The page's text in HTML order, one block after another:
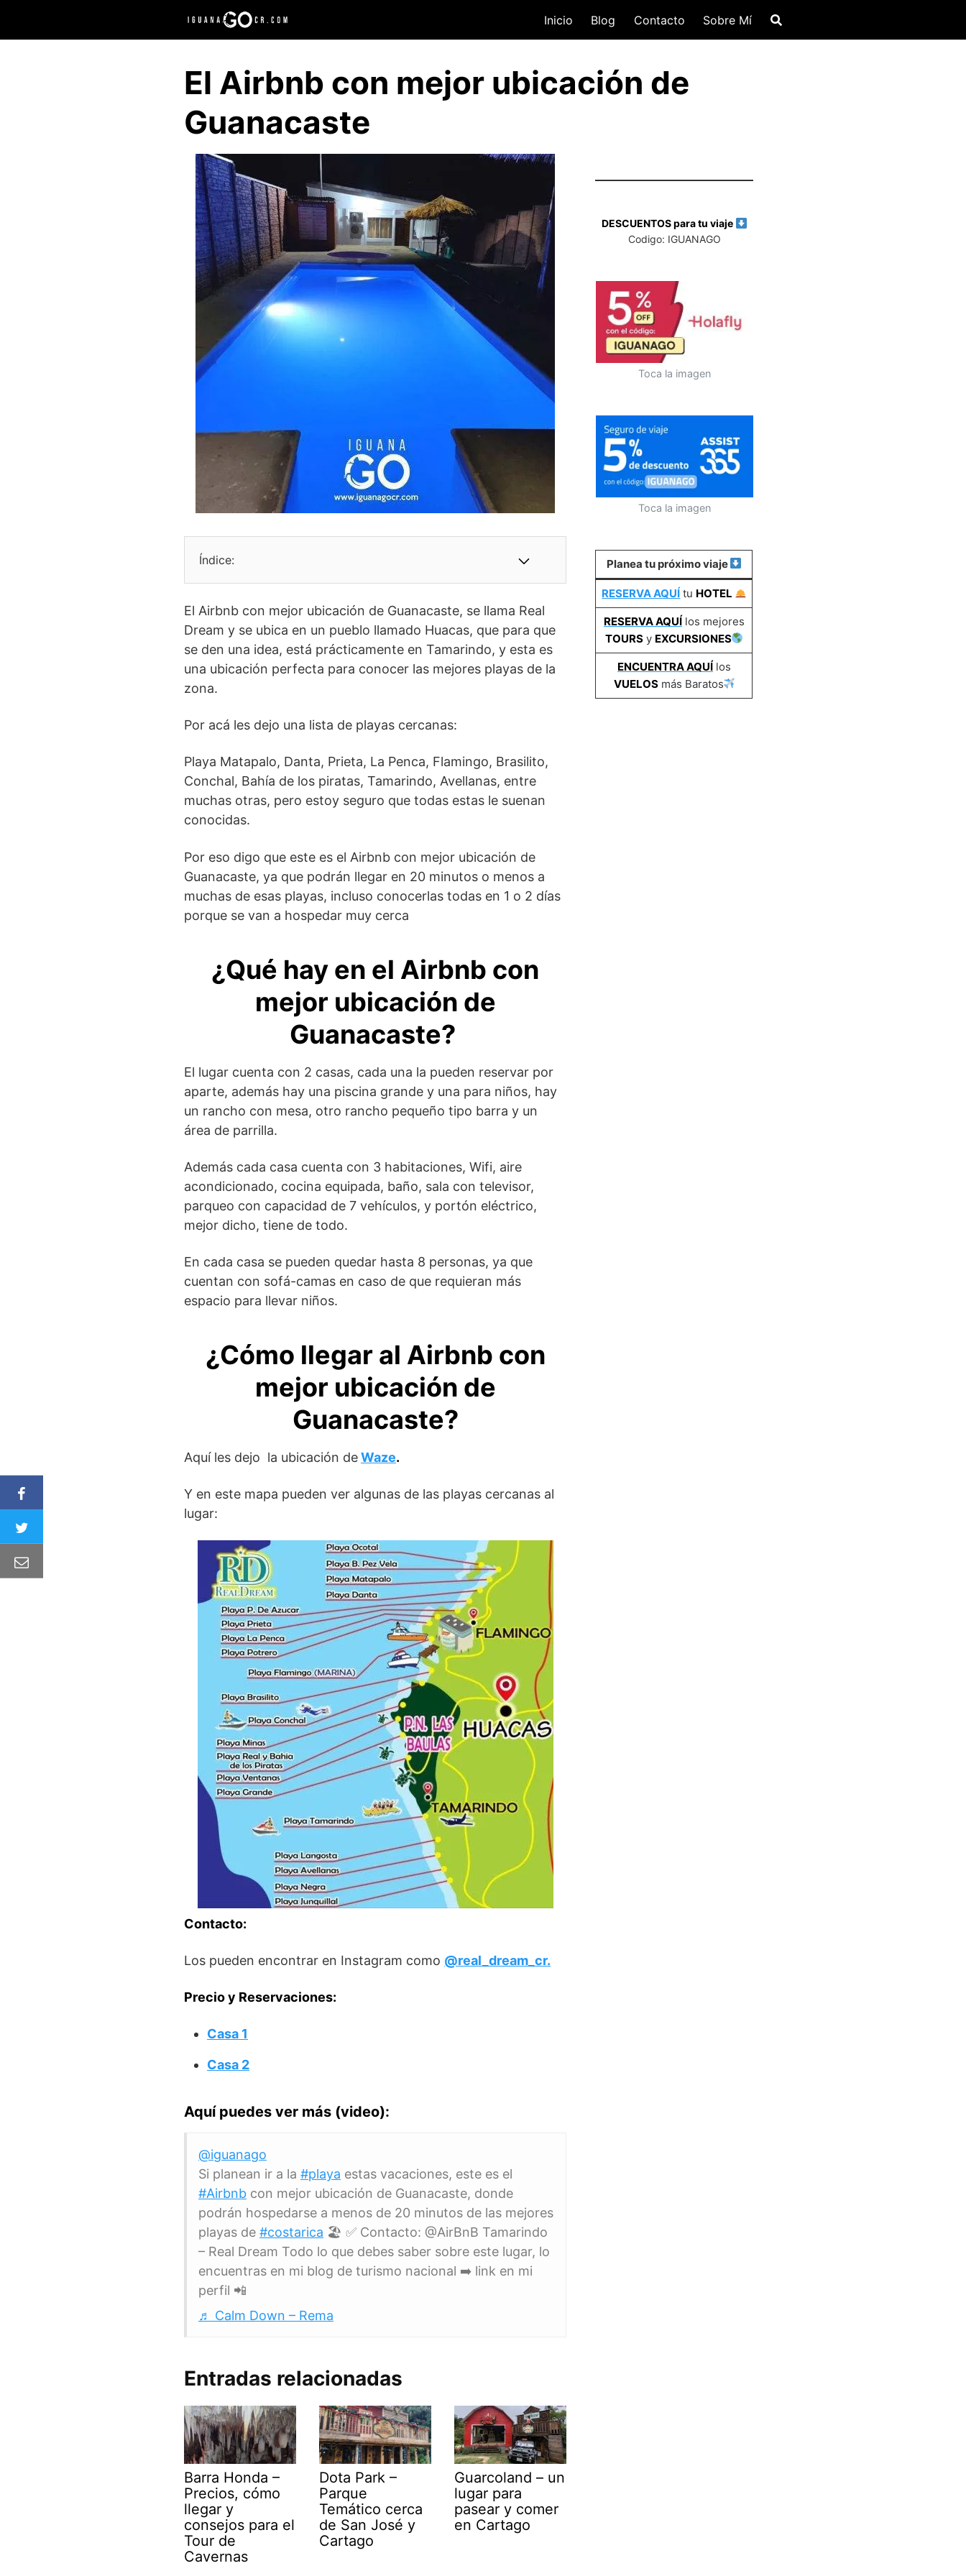
contenido
Inicio Blog Contacto Sobre Mí
El Airbnb con mejor ubicación de
Guanacaste
Índice:
El Airbnb con mejor ubicación de Guanacaste, se llama Real
Dream y se ubica en un pueblo llamado Huacas, que para que
se den una idea, está prácticamente en Tamarindo, y esta es
una ubicación perfecta para conocer las mejores playas de la
zona.
Por acá les dejo una lista de playas cercanas:
Playa Matapalo, Danta, Prieta, La Penca, Flamingo, Brasilito,
Conchal, Bahía de los piratas, Tamarindo, Avellanas, entre
muchas otras, pero estoy seguro que todas estas le suenan
conocidas.
Por eso digo que este es el Airbnb con mejor ubicación de
Guanacaste, ya que podrán llegar en 20 minutos o menos a
muchas de esas playas, incluso conocerlas todas en 1 o 2 días
porque se van a hospedar muy cerca
¿Qué hay en el Airbnb con
mejor ubicación de
Guanacaste?
El lugar cuenta con 2 casas, cada una la pueden reservar por
aparte, además hay una piscina grande y una para niños, hay
un rancho con mesa, otro rancho pequeño tipo barra y un
área de parrilla.
Además cada casa cuenta con 3 habitaciones, Wifi, aire
acondicionado, cocina equipada, baño, sala con televisor,
parqueo con capacidad de 7 vehículos, y portón eléctrico,
mejor dicho, tiene de todo.
En cada casa se pueden quedar hasta 8 personas, ya que
cuentan con sofá-camas en caso de que requieran más
espacio para llevar niños.
¿Cómo llegar al Airbnb con
mejor ubicación de
Guanacaste?
Aquí les dejo la ubicación deWaze.
Y en este mapa pueden ver algunas de las playas cercanas al
lugar:
Contacto:
Los pueden encontrar en Instagram como @real_dream_cr.
Precio y Reservaciones:
Casa 1
Casa 2
Aquí puedes ver más (video):
@iguanago
Si planean ir a la #playa estas vacaciones, este es el
#Airbnb con mejor ubicación de Guanacaste, donde
podrán hospedarse a menos de 20 minutos de las mejores
playas de #costarica 🏖️ ✅ Contacto: @AirBnB Tamarindo
– Real Dream Todo lo que debes saber sobre este lugar, lo
encuentras en mi blog de turismo nacional ➡️ link en mi
perfil 📲
♬ Calm Down – Rema
Entradas relacionadas
Barra Honda –
Precios, cómo
llegar y
consejos para el
Tour de
Cavernas
Dota Park –
Parque
Temático cerca
de San José y
Cartago
Guarcoland – un
lugar para
pasear y comer
en Cartago
DESCUENTOS para tu viaje
Codigo: IGUANAGO
Toca la imagen
Toca la imagen
Planea tu próximo viaje
RESERVA AQUÍ tu HOTEL
RESERVA AQUÍlos mejores
TOURS y EXCURSIONES
ENCUENTRA AQUÍlos
VUELOSmás Baratos